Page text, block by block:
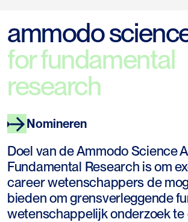
ammodo
for fundamental
research
Nomineren
Doel van de Ammodo Science
Fundamental Research is om
career wetenschappers de
bieden om grensverleggende
wetenschappelijk onderzoek te